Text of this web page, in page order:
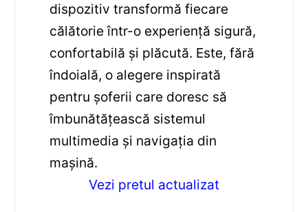
dispozitiv transformă fiecare
călătorie într-o experiență sigură,
confortabilă și plăcută. Este, fără
îndoială, o alegere inspirată
pentru șoferii care doresc să
îmbunătățească sistemul
multimedia și navigația din
mașină.
Vezi pretul actualizat